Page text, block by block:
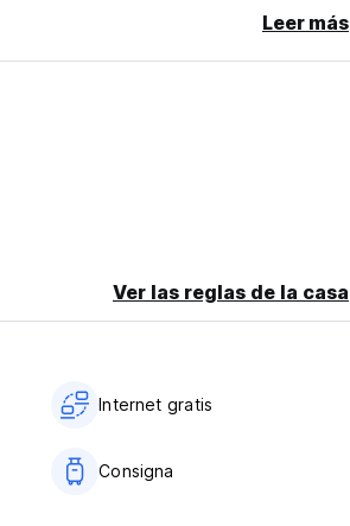
Leer más
Ver las reglas de la casa
Internet gratis
Consigna